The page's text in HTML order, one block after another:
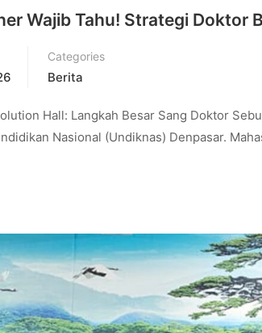
Wajib Tahu! Strategi Doktor
Categories
Berita
Hall: Langkah Besar Sang Doktor
Nasional (Undiknas) Denpasar.